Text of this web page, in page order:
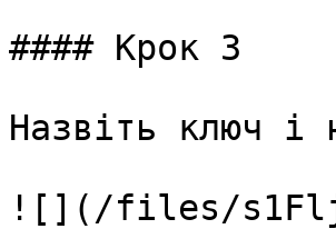
#### Крок 3
Назвіть ключ і
![](/files/